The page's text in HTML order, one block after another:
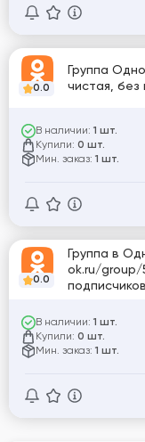
0.0
Группа
чистая, без
В наличии: 1 шт.
Купили: 0 шт.
Мин. заказ: 1 шт.
0.0
Группа в
ok.ru/group/
В наличии: 1 шт.
Купили: 0 шт.
Мин. заказ: 1 шт.